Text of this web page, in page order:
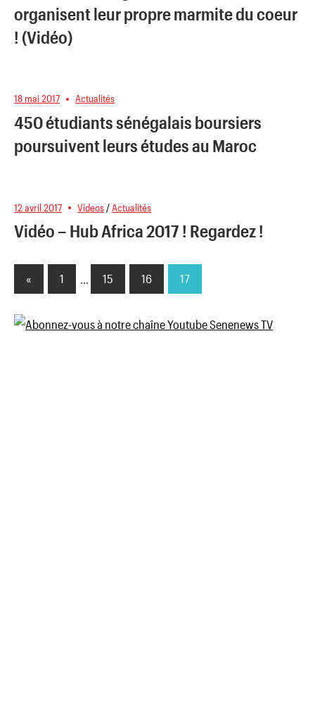
organisent leur propre marmite du coeur
! (Vidéo)
18 mai 2017 Actualités
450 étudiants sénégalais boursiers
poursuivent leurs études au Maroc
12 avril 2017 Videos /Actualités
Vidéo – Hub Africa 2017 ! Regardez !
Pagination
des
« Previous
1 15 16 17